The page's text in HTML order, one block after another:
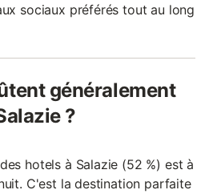
sociaux préférés tout au long
généralement
?
hotels à Salazie (52 %) est à
C'est la destination parfaite